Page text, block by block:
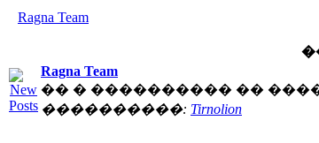
Ragna Team
Ragna Team
�� � ���������� ��
����������: Tirnolion